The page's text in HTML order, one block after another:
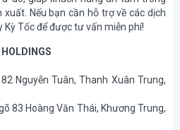
Nếu bạn cần hỗ trợ về các dịch
Tốc để được tư vấn miễn phí!
Nguyễn Tuân, Thanh Xuân Trung,
83 Hoàng Văn Thái, Khương Trung,